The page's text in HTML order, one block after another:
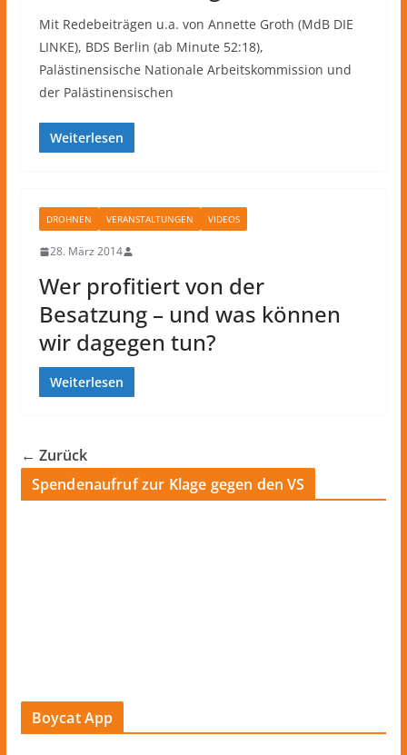
Mit Redebeiträgen u.a. von Annette Groth (MdB DIE
LINKE), BDS Berlin (ab Minute 52:18),
Palästinensische Nationale Arbeitskommission und
der Palästinensischen
Weiterlesen
DROHNEN VERANSTALTUNGEN VIDEOS
28. März 2014
Wer profitiert von der
Besatzung – und was können
wir dagegen tun?
Weiterlesen
← Zurück
Spendenaufruf zur Klage gegen den VS
Boycat App